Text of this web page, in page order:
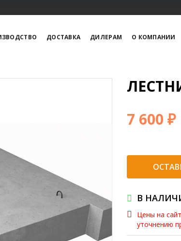
ДОСТАВКА ДИЛЕРАМ О КОМПАНИИ
7 600 ₽
В
Цены на
уточнению